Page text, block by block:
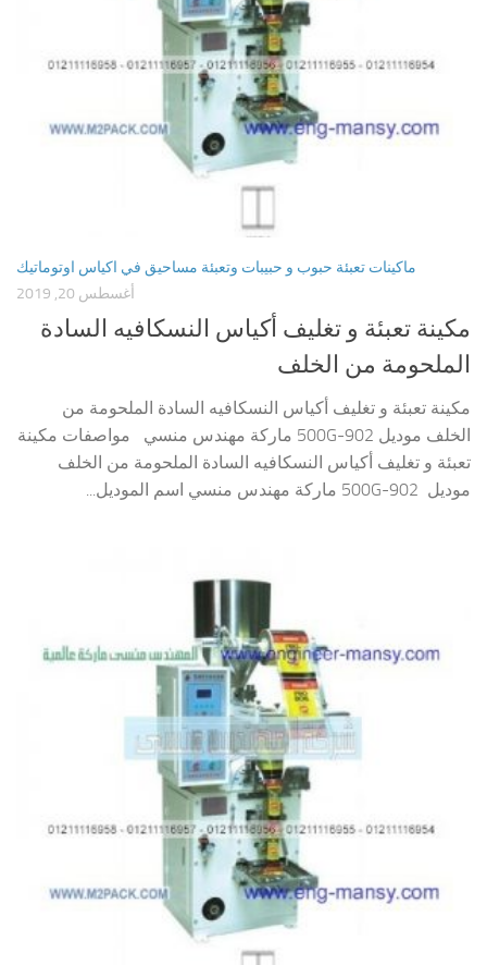
ماكينات تعبئة حبوب و حبيبات وتعبئة مساحيق في اكياس اوتوماتيك
أغسطس 20, 2019
مكينة تعبئة و تغليف أكياس النسكافيه السادة
الملحومة من الخلف
مكينة تعبئة و تغليف أكياس النسكافيه السادة الملحومة من
الخلف موديل 902-500G ماركة مهندس منسي مواصفات مكينة
تعبئة و تغليف أكياس النسكافيه السادة الملحومة من الخلف
موديل 902-500G ماركة مهندس منسي اسم الموديل...